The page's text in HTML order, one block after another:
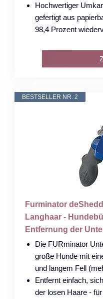
Hochwertiger
gefertigt aus
98,4 Prozent
BESTSELLER NR. 2
Furminator
Langhaar -
Entfernung der
Die FURminator
große Hunde mit
und langem Fell
Entfernt einfach,
der losen Haare -